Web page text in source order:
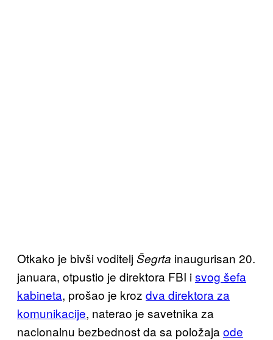
Otkako je bivši voditeljŠegrta inaugurisan 20.
januara, otpustio je direktora FBI isvog šefa
kabineta, prošao je kroz dva direktora za
komunikacije, naterao je savetnika za
nacionalnu bezbednost da sa položaja ode